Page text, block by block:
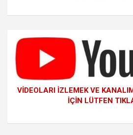
VİDEOLARI İZLEMEK VE
İÇİN LÜTFEN